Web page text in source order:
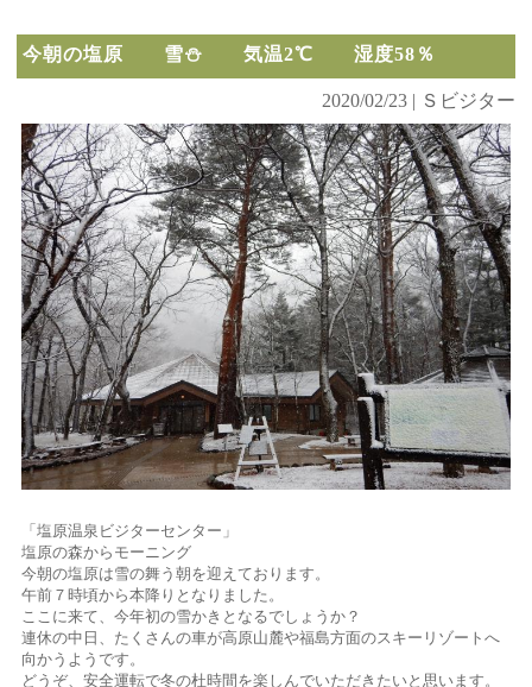
今朝の塩原 雪⛄ 気温2℃ 湿度58％
2020/02/23 | Ｓビジター
「塩原温泉ビジターセンター」
塩原の森からモーニング
今朝の塩原は雪の舞う朝を迎えております。
午前７時頃から本降りとなりました。
ここに来て、今年初の雪かきとなるでしょうか？
連休の中日、たくさんの車が高原山麓や福島方面のスキーリゾートへ
向かうようです。
どうぞ、安全運転で冬の杜時間を楽しんでいただきたいと思います。